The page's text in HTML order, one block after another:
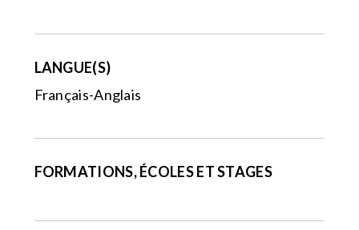
LANGUE(S)
Français-Anglais
FORMATIONS, ÉCOLES ET STAGES